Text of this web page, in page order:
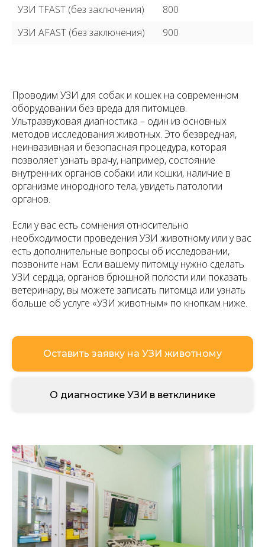
УЗИ TFAST (без заключения)
800
УЗИ AFAST (без заключения)
900
Проводим УЗИ для собак и кошек на современном
оборудовании без вреда для питомцев.
Ультразвуковая диагностика – один из основных
методов исследования животных. Это безвредная,
неинвазивная и безопасная процедура, которая
позволяет узнать врачу, например, состояние
внутренних органов собаки или кошки, наличие в
организме инородного тела, увидеть патологии
органов.
Если у вас есть сомнения относительно
необходимости проведения УЗИ животному или у вас
есть дополнительные вопросы об исследовании,
позвоните нам. Если вашему питомцу нужно сделать
УЗИ сердца, органов брюшной полости или показать
ветеринару, вы можете записать питомца или узнать
больше об услуге «УЗИ животным» по кнопкам ниже.
Оставить заявку на УЗИ животному
О диагностике УЗИ в ветклинике